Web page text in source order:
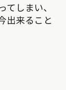
しまい、
出来ること